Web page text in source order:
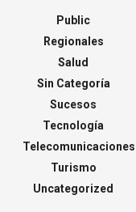
Public
Regionales
Salud
Sin Categoría
Sucesos
Tecnología
Telecomunicaciones
Turismo
Uncategorized